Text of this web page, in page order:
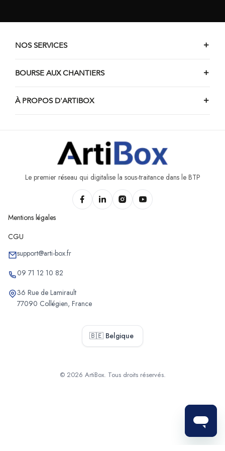
NOS SERVICES
BOURSE AUX CHANTIERS
À PROPOS D'ARTIBOX
Le premier réseau qui digitalise la sous-traitance dans le BTP
Mentions légales
CGU
support@arti-box.fr
09 71 12 10 82
36 Rue de Lamirault
77090 Collégien, France
🇧🇪 Belgique
© 2026 ArtiBox. Tous droits réservés.